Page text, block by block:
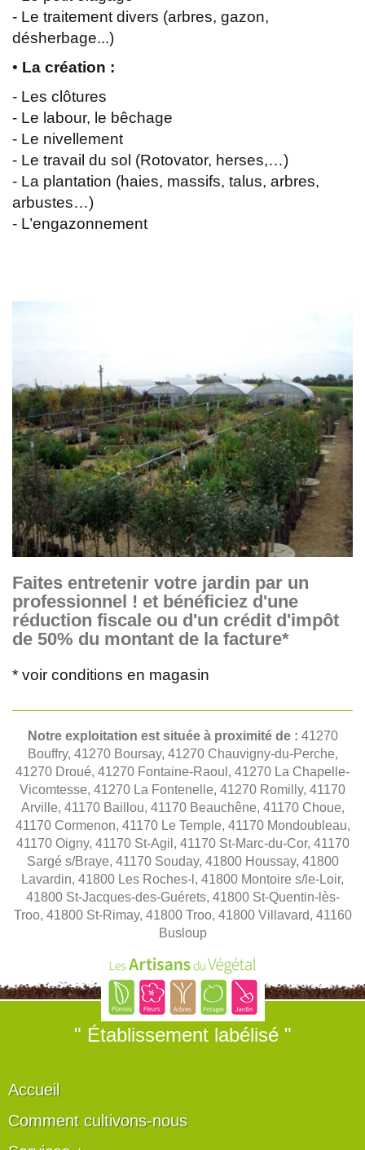
- Le traitement divers (arbres, gazon,
désherbage...)
• La création :
- Les clôtures
- Le labour, le bêchage
- Le nivellement
- Le travail du sol (Rotovator, herses,…)
- La plantation (haies, massifs, talus, arbres,
arbustes…)
- L’engazonnement
Faites entretenir votre jardin par un
professionnel ! et bénéficiez d'une
réduction fiscale ou d'un crédit d'impôt
de 50% du montant de la facture*
* voir conditions en magasin
Notre exploitation est située à proximité de : 41270
Bouffry, 41270 Boursay, 41270 Chauvigny-du-Perche,
41270 Droué, 41270 Fontaine-Raoul, 41270 La Chapelle-
Vicomtesse, 41270 La Fontenelle, 41270 Romilly, 41170
Arville, 41170 Baillou, 41170 Beauchêne, 41170 Choue,
41170 Cormenon, 41170 Le Temple, 41170 Mondoubleau,
41170 Oigny, 41170 St-Agil, 41170 St-Marc-du-Cor, 41170
Sargé s/Braye, 41170 Souday, 41800 Houssay, 41800
Lavardin, 41800 Les Roches-l, 41800 Montoire s/le-Loir,
41800 St-Jacques-des-Guérets, 41800 St-Quentin-lès-
Troo, 41800 St-Rimay, 41800 Troo, 41800 Villavard, 41160
Busloup
" Établissement labélisé "
Accueil
Comment cultivons-nous